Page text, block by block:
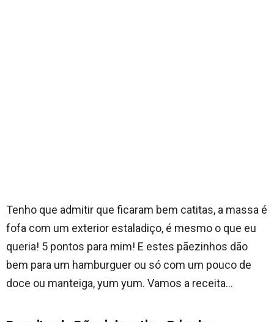
Tenho que admitir que ficaram bem catitas, a massa é
fofa com um exterior estaladiço, é mesmo o que eu
queria! 5 pontos para mim! E estes pãezinhos dão
bem para um hamburguer ou só com um pouco de
doce ou manteiga, yum yum. Vamos a receita…